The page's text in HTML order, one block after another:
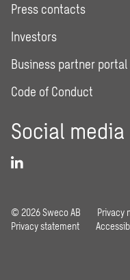
Press contacts
Investors
Business partner portal
Code of Conduct
Social media
© 2026 Sweco AB Privacy
Privacy statement